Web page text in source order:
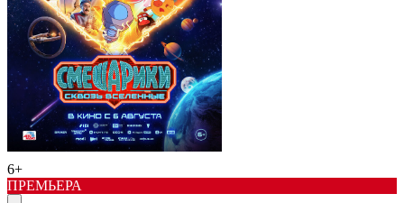
6+
ПРЕМЬЕРА